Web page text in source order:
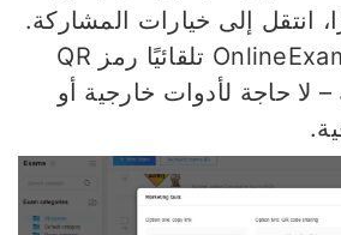
انتقل إلى خيارات المشاركة.
يولد OnlineExamMaker تلقائيًا رمز QR
حاجة لأدوات خارجية أو